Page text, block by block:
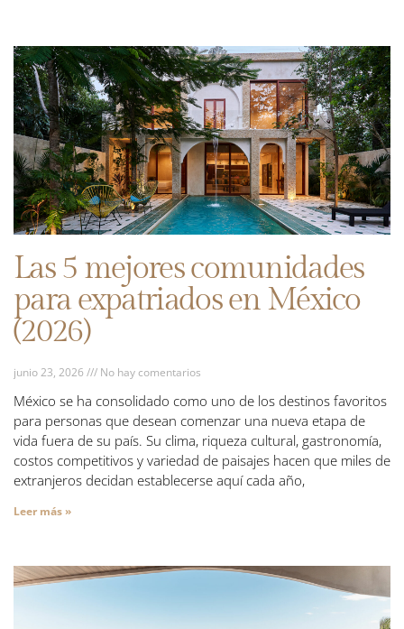
Las 5 mejores comunidades
para expatriados en México
(2026)
junio 23, 2026 No hay comentarios
México se ha consolidado como uno de los destinos favoritos
para personas que desean comenzar una nueva etapa de
vida fuera de su país. Su clima, riqueza cultural, gastronomía,
costos competitivos y variedad de paisajes hacen que miles de
extranjeros decidan establecerse aquí cada año,
Leer más »